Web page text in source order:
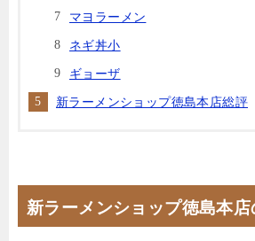
マヨラーメン
ネギ丼小
ギョーザ
新ラーメンショップ徳島本店総評
新ラーメンショップ徳島本